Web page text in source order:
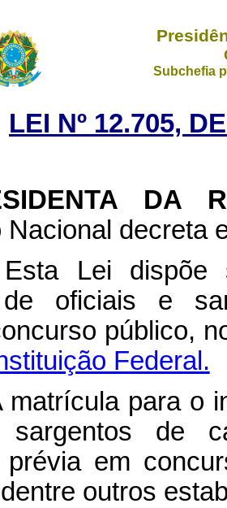
Subchefia
LEI Nº 12.705,
DA
Nacional decreta
Lei dispõe
de oficiais e
público,
Federal.
matrícula para o
de
prévia em
outros